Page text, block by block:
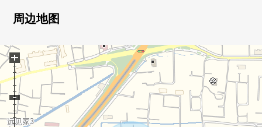
1550m
○若林邮局步行5分钟的约350m
○yamato内科诊所 步行8分钟的约580m
○DAISO仙台中的仓库店 步行10分钟的约790m
○全家便利店若林中的仓库店步行11分钟的约850m
○miyagi消费合作社南小泉商店步行14分钟的约1090m
○TSURUHA药品仙台南小泉商店步行15分钟的约1160m
周边地图
+